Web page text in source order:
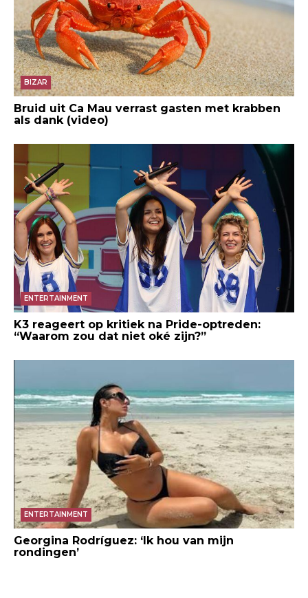
BIZAR
Bruid uit Ca Mau verrast gasten met krabben
als dank (video)
ENTERTAINMENT
K3 reageert op kritiek na Pride-optreden:
“Waarom zou dat niet oké zijn?”
ENTERTAINMENT
Georgina Rodríguez: ‘Ik hou van mijn
rondingen’